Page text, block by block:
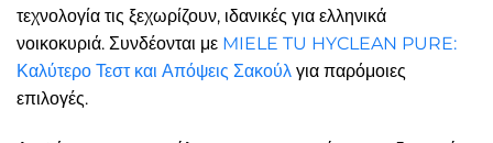
τεχνολογία τις ξεχωρίζουν, ιδανικές για ελληνικά
νοικοκυριά. Συνδέονται με MIELE TU HYCLEAN PURE:
Καλύτερο Τεστ και Απόψεις Σακούλ για παρόμοιες
επιλογές.